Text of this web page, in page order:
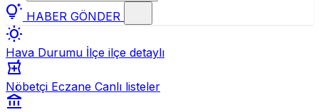
tips_and_updates HABER GÖNDER
wb_sunny
Hava Durumu İlçe ilçe detaylı
local_pharmacy
Nöbetçi Eczane Canlı listeler
account_balance